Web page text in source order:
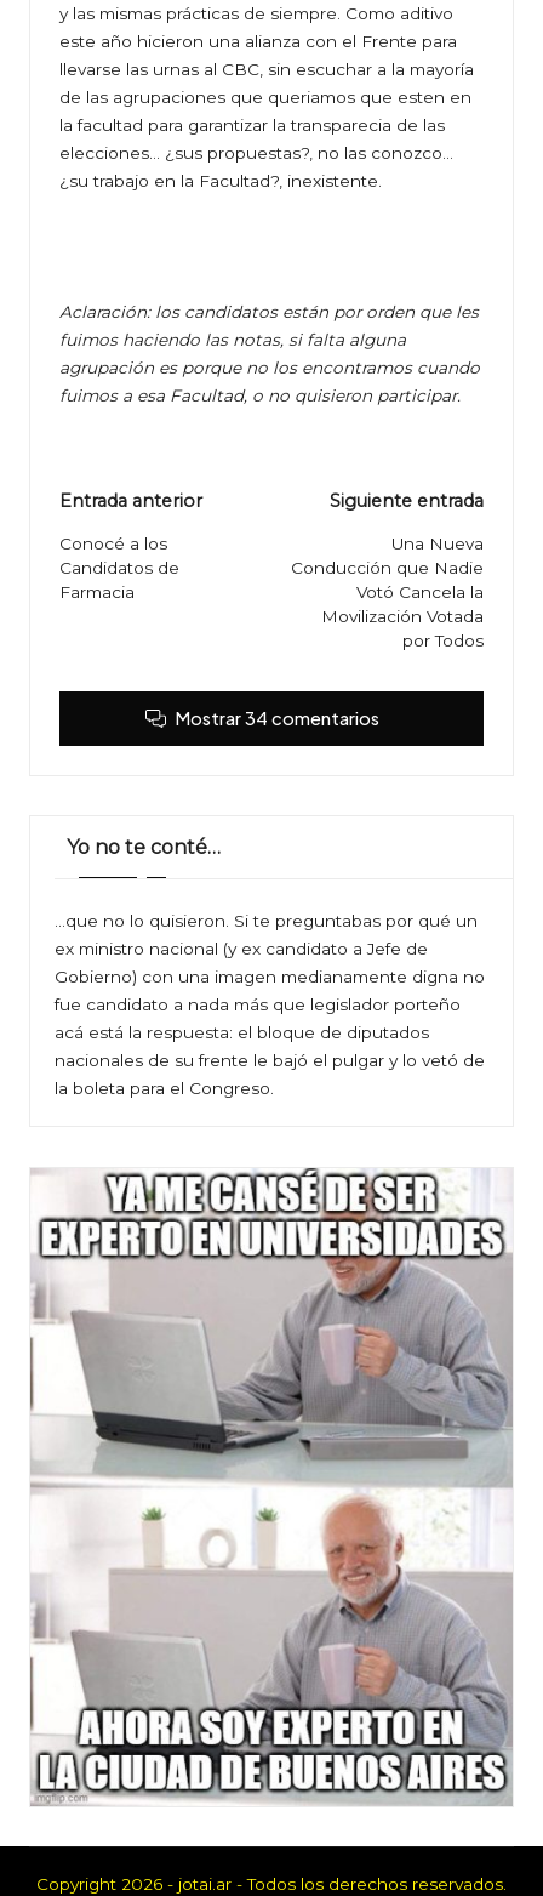
y las mismas prácticas de siempre. Como aditivo
este año hicieron una alianza con el Frente para
llevarse las urnas al CBC, sin escuchar a la mayoría
de las agrupaciones que queriamos que esten en
la facultad para garantizar la transparecia de las
elecciones… ¿sus propuestas?, no las conozco…
¿su trabajo en la Facultad?, inexistente.
Aclaración: los candidatos están por orden que les
fuimos haciendo las notas, si falta alguna
agrupación es porque no los encontramos cuando
fuimos a esa Facultad, o no quisieron participar.
Navegación
de
entradas
Entrada anterior
Conocé a los
Candidatos de
Farmacia
Siguiente entrada
Una Nueva
Conducción que Nadie
Votó Cancela la
Movilización Votada
por Todos
Mostrar 34 comentarios
Yo no te conté…
…que no lo quisieron. Si te preguntabas por qué un
ex ministro nacional (y ex candidato a Jefe de
Gobierno) con una imagen medianamente digna no
fue candidato a nada más que legislador porteño
acá está la respuesta: el bloque de diputados
nacionales de su frente le bajó el pulgar y lo vetó de
la boleta para el Congreso.
Copyright 2026 - jotai.ar - Todos los derechos reservados.